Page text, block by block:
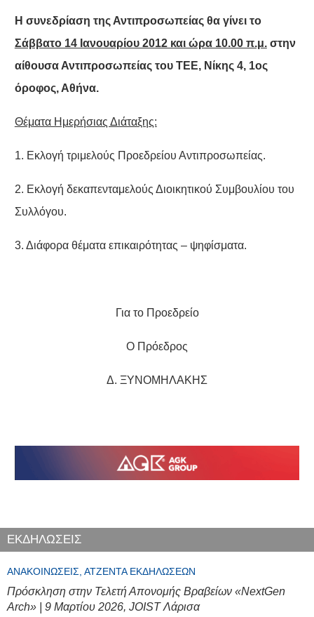
Η συνεδρίαση της Αντιπροσωπείας θα γίνει το
Σάββατο 14 Ιανουαρίου 2012 και ώρα 10.00 π.μ.στην
αίθουσα Αντιπροσωπείας του ΤΕΕ, Νίκης 4, 1ος
όροφος, Αθήνα.
Θέματα Ημερήσιας Διάταξης:
1. Εκλογή τριμελούς Προεδρείου Αντιπροσωπείας.
2. Εκλογή δεκαπενταμελούς Διοικητικού Συμβουλίου του
Συλλόγου.
3. Διάφορα θέματα επικαιρότητας – ψηφίσματα.
Για το Προεδρείο
Ο Πρόεδρος
Δ. ΞΥΝΟΜΗΛΑΚΗΣ
ΕΚΔΗΛΩΣΕΙΣ
ΑΝΑΚΟΙΝΏΣΕΙΣ, ΑΤΖΈΝΤΑ ΕΚΔΗΛΏΣΕΩΝ
Πρόσκληση στην Τελετή Απονομής Βραβείων «NextGen
Arch» | 9 Μαρτίου 2026, JOIST Λάρισα